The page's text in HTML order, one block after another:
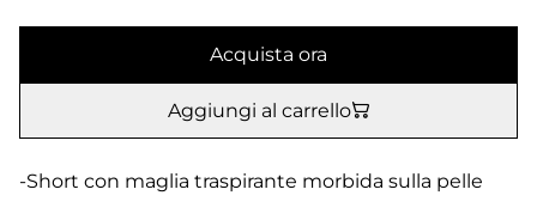
Acquista ora
Aggiungi al carrello
-Short con maglia traspirante morbida sulla pelle